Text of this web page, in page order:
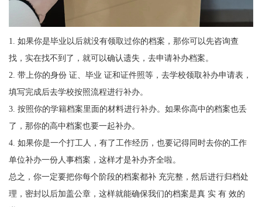
1. 如果你是毕业以后就没有领取过你的档案，那你可以先咨询查
找，实在找不到了，就可以确认遗失，去申请补办档案。
2. 带上你的身份 证、毕业 证和证件照等，去学校领取补办申请表，
填写完成后去学校按照流程进行补办。
3. 按照你的学籍档案里面的材料进行补办。如果你高中的档案也丢
了，那你的高中档案也要一起补办。
4. 如果你是一个打工人，有了工作经历，也要记得同时去你的工作
单位补办一份人事档案，这样才是补办齐全啦。
总之，你一定要把你每个阶段的档案都补 充完整，然后进行归档处
理，密封以后加盖公章，这样就能确保我们的档案是真 实 有 效的